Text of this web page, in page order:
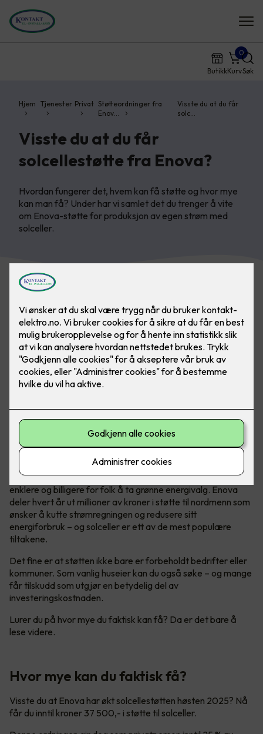
ButikkKurv
0
Søk
Hjem Tjenester Privat Støtteordninger fra
Enov…
Visste du at du får
solc…
Visste du at du får
solcellestøtte fra Enova?
Hvordan fungerer det, hvem kan få støtte og hvor mye
kan man få? Under har vi samlet det du trenger å vite
om Enova-støtte for produksjon av egen strøm med
solceller.
Hvem er Enova?
Enova er et statlig selskap med ett oppdrag - å gjøre det
enklere og billigere for folk å ta grønne energivalg. Enova
deler hvert år ut millioner av kroner i støtte til nordmenn som
ønsker å kutte strømregningen og redusere sitt
energiforbruk – og solceller er ett av de mest populære
tiltakene.
Det fine er at støtten ikke bare er forbeholdt bedrifter eller
kommuner. Som vanlig huseier kan du også søke – og mange
får tilskudd som utgjør en betydelig del av
investeringskostnaden.
Lurer du på hvor mye du faktisk kan få? Da er det bare å
lese videre.
Hvor mye kan du faktisk få?
Visste du at Enova har økt solcellestøtten høsten 2025? Nå
får du inntil kroner 37 500,- i støtte til solceller.